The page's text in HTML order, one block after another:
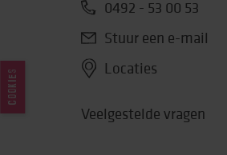
0492 - 53 00 53
Stuur een e-mail
Locaties
Veelgestelde vragen
COOKIES